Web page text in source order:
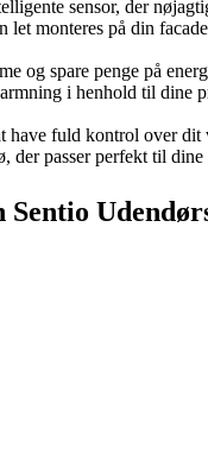
sensor, der
monteres på din
og spare penge på
i henhold til dine
fuld kontrol over
der passer perfekt til dine